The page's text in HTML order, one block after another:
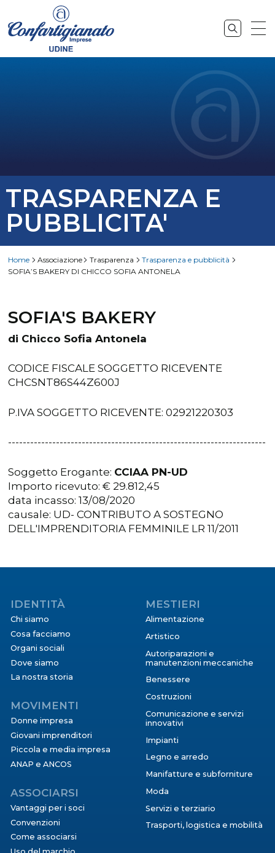
TRASPARENZA E
PUBBLICITA'
Home Associazione Trasparenza
Trasparenza e pubblicità
SOFIA’S BAKERY DI CHICCO SOFIA ANTONELA
SOFIA'S BAKERY
di Chicco Sofia Antonela
CODICE FISCALE SOGGETTO RICEVENTE
CHCSNT86S44Z600J
P.IVA SOGGETTO RICEVENTE: 02921220303
----------------------------------------------------------------------
Soggetto Erogante: CCIAA PN-UD
Importo ricevuto: € 29.812,45
data incasso: 13/08/2020
causale: UD- CONTRIBUTO A SOSTEGNO
DELL'IMPRENDITORIA FEMMINILE LR 11/2011
IDENTITÀ
Chi siamo
Cosa facciamo
Organi sociali
Dove siamo
La nostra storia
MOVIMENTI
Donne impresa
Giovani imprenditori
Piccola e media impresa
ANAP e ANCOS
ASSOCIARSI
Vantaggi per i soci
Convenzioni
Come associarsi
Uso del marchio
MESTIERI
Alimentazione
Artistico
Autoriparazioni e
manutenzioni meccaniche
Benessere
Costruzioni
Comunicazione e servizi
innovativi
Impianti
Legno e arredo
Manifatture e subforniture
Moda
Servizi e terziario
Trasporti, logistica e mobilità